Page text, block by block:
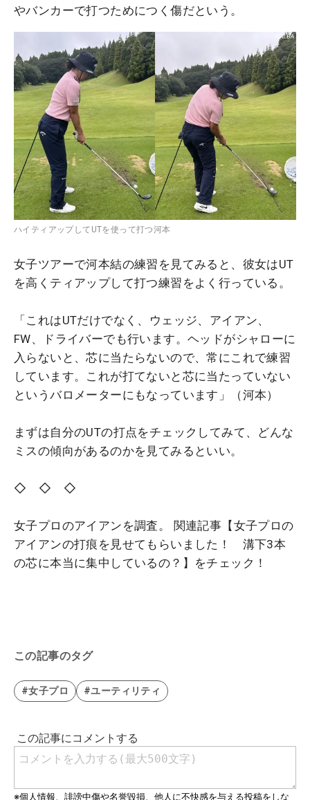
やバンカーで打つためにつく傷だという。
ハイティアップしてUTを使って打つ河本
女子ツアーで河本結の練習を見てみると、彼女はUT
を高くティアップして打つ練習をよく行っている。
「これはUTだけでなく、ウェッジ、アイアン、
FW、ドライバーでも行います。ヘッドがシャローに
入らないと、芯に当たらないので、常にこれで練習
しています。これが打てないと芯に当たっていない
というバロメーターにもなっています」（河本）
まずは自分のUTの打点をチェックしてみて、どんな
ミスの傾向があるのかを見てみるといい。
◇ ◇ ◇
女子プロのアイアンを調査。 関連記事【女子プロの
アイアンの打痕を見せてもらいました！ 溝下3本
の芯に本当に集中しているの？】をチェック！
この記事のタグ
#女子プロ #ユーティリティ